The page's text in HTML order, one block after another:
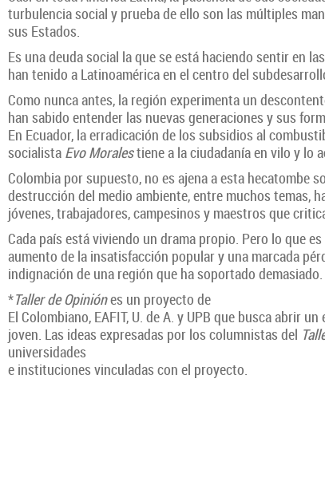
turbulencia social y prueba de ello son las múltiples
sus Estados.
Es una deuda social la que se está haciendo sentir en
han tenido a Latinoamérica en el centro del
Como nunca antes, la región experimenta un
han sabido entender las nuevas generaciones y sus
En Ecuador, la erradicación de los subsidios al
socialista Evo Moralestiene a la ciudadanía en vilo y lo
Colombia por supuesto, no es ajena a esta hecatombe
destrucción del medio ambiente, entre muchos temas,
jóvenes, trabajadores, campesinos y maestros que
Cada país está viviendo un drama propio. Pero lo que
aumento de la insatisfacción popular y una marcada
indignación de una región que ha soportado
*Taller de Opiniónes un proyecto de
El Colombiano, EAFIT, U. de A. y UPB que busca abrir
joven. Las ideas expresadas por los columnistas del
universidades
e instituciones vinculadas con el proyecto.